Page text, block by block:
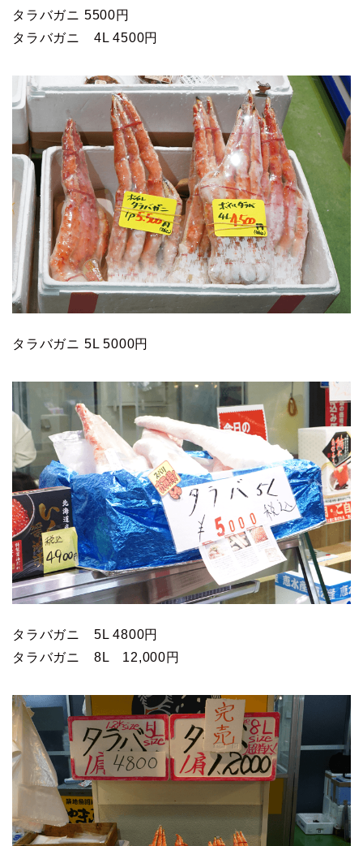
タラバガニ 5500円
タラバガニ 4L 4500円
タラバガニ 5L 5000円
タラバガニ 5L 4800円
タラバガニ 8L 12,000円